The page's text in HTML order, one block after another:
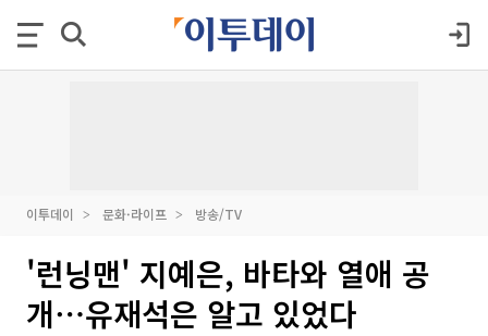
이투데이 문화·라이프 방송/TV
'런닝맨' 지예은, 바타와 열애 공
개⋯유재석은 알고 있었다